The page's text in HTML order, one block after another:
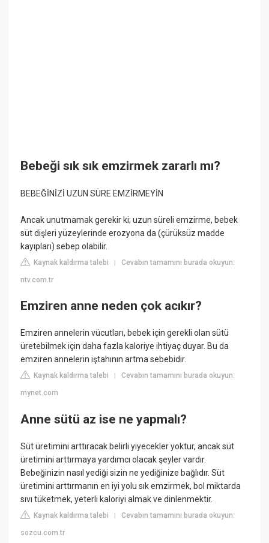
Bebeği sık sık emzirmek zararlı mı?
BEBEĞİNİZİ UZUN SÜRE EMZİRMEYİN
Ancak unutmamak gerekir ki; uzun süreli emzirme, bebek
süt dişleri yüzeylerinde erozyona da (çürüksüz madde
kayıpları) sebep olabilir.
Kaynak kaldırma talebi |Cevabın tamamını burada okuyun:
ntv.com.tr
Emziren anne neden çok acıkır?
Emziren annelerin vücutları, bebek için gerekli olan sütü
üretebilmek için daha fazla kaloriye ihtiyaç duyar. Bu da
emziren annelerin iştahının artma sebebidir.
Kaynak kaldırma talebi |Cevabın tamamını burada okuyun:
mynet.com
Anne sütü az ise ne yapmalı?
Süt üretimini arttıracak belirli yiyecekler yoktur, ancak süt
üretimini arttırmaya yardımcı olacak şeyler vardır.
Bebeğinizin nasıl yediği sizin ne yediğinize bağlıdır. Süt
üretimini arttırmanın en iyi yolu sık emzirmek, bol miktarda
sıvı tüketmek, yeterli kaloriyi almak ve dinlenmektir.
Kaynak kaldırma talebi |Cevabın tamamını burada okuyun:
sozcu.com.tr